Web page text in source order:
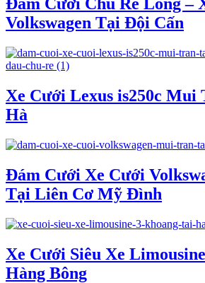
Volkswagen Tại Đội Cấn
Xe Cưới Lexus is250c Mui
Hà
Đám Cưới Xe Cưới
Tại Liên Cơ Mỹ Đình
Xe Cưới Siêu Xe
Hàng Bông